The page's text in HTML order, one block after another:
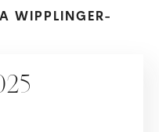
WIPPLINGER-